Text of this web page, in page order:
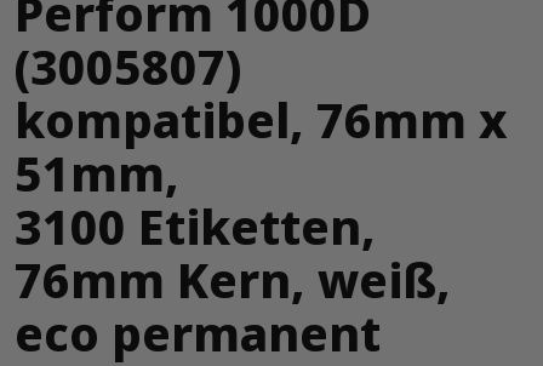
(3005807)
kompatibel, 76mm x
51mm,
3100 Etiketten,
76mm Kern, weiß,
eco permanent